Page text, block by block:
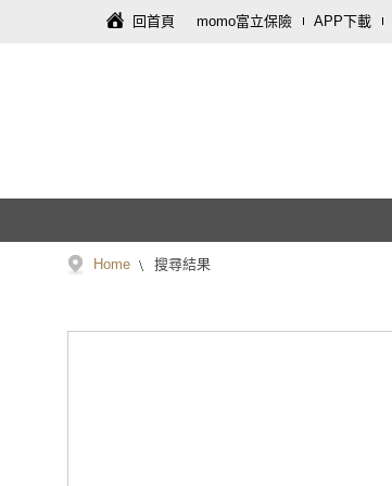
回首頁 momo富立保險 APP下載
Home 搜尋結果